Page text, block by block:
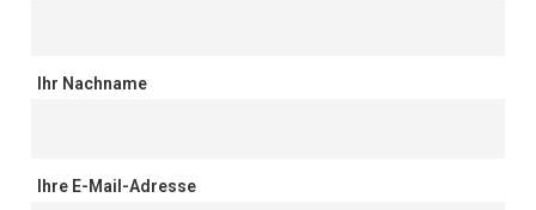
Ihr Nachname
Ihre E-Mail-Adresse